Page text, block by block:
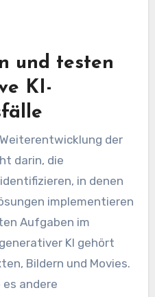
und testen
KI-
darin, die
in denen
implementieren
Aufgaben im
KI gehört
Bildern und Movies.
es andere